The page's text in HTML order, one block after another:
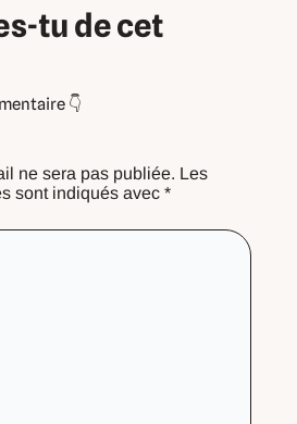
tu de cet
ne sera pas publiée. Les
sont indiqués avec*